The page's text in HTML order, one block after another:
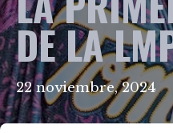
DE LA
22 noviembre, 2024